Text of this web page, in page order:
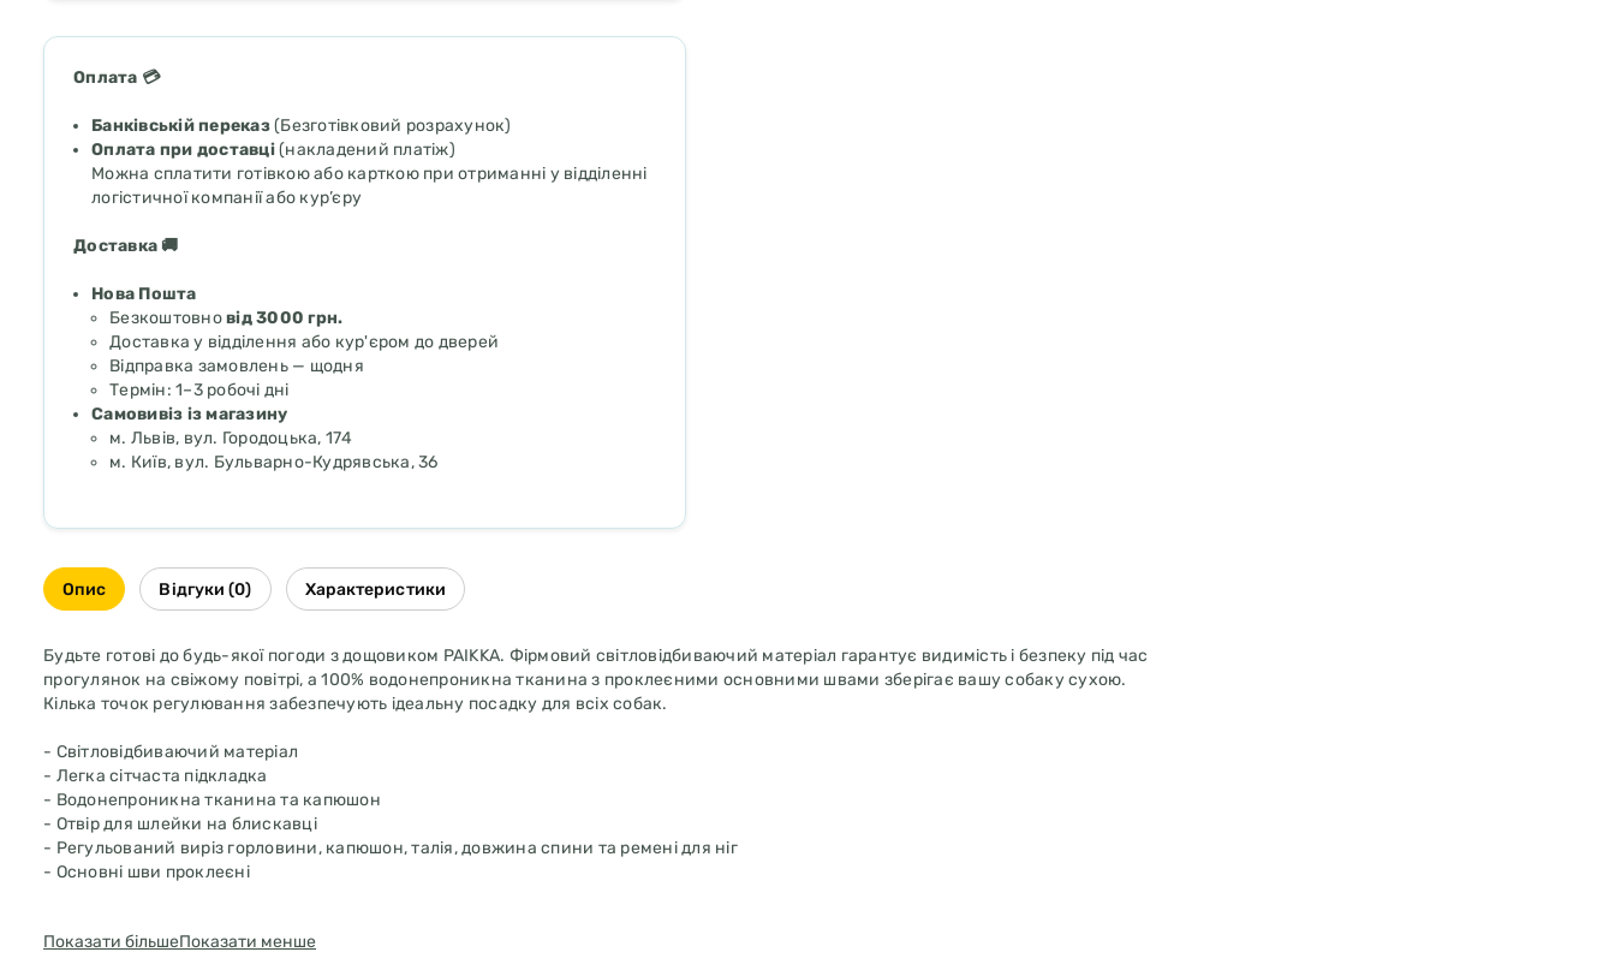
Оплата 💳
Банківській переказ(Безготівковий розрахунок)
Оплата при доставці(накладений платіж)
Можна сплатити готівкою або карткою при отриманні у відділенні
логістичної компанії або кур’єру
Доставка 🚚
Нова Пошта
Безкоштовновід 3000 грн.
Доставка у відділення або кур'єром до дверей
Відправка замовлень — щодня
Термін: 1–3 робочі дні
Самовивіз із магазину
м. Львів, вул. Городоцька, 174
м. Київ, вул. Бульварно-Кудрявська, 36
Опис Відгуки (0) Характеристики
Будьте готові до будь-якої погоди з дощовиком PAIKKA. Фірмовий світловідбиваючий матеріал гарантує видимість і безпеку під час
прогулянок на свіжому повітрі, а 100% водонепроникна тканина з проклеєними основними швами зберігає вашу собаку сухою.
Кілька точок регулювання забезпечують ідеальну посадку для всіх собак.
- Світловідбиваючий матеріал
- Легка сітчаста підкладка
- Водонепроникна тканина та капюшон
- Отвір для шлейки на блискавці
- Регульований виріз горловини, капюшон, талія, довжина спини та ремені для ніг
- Основні шви проклеєні
Оболонка: 90% поліестер, 10% TPU
Показати більшеПоказати менше